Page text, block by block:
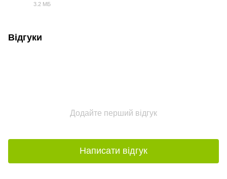
3.2 МБ
Відгуки
Додайте перший відгук
Написати відгук